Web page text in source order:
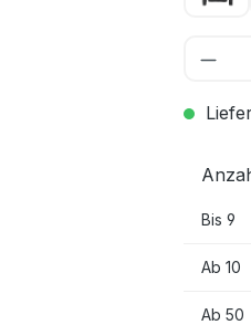
Bis 9
Ab 10
Ab 50